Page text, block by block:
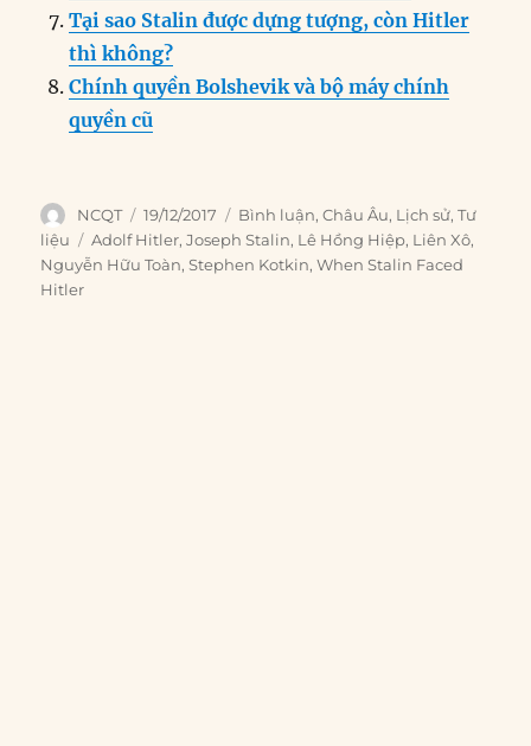
Tại sao Stalin được dựng tượng, còn Hitler
thì không?
Chính quyền Bolshevik và bộ máy chính
quyền cũ
Author
NCQT
Posted
on
19/12/2017 Categories
Bình luận,Châu Âu, Lịch sử,Tư
liệu
Tags
Adolf Hitler,Joseph Stalin, Lê Hồng Hiệp, Liên Xô,
Nguyễn Hữu Toàn,Stephen Kotkin,When Stalin Faced
Hitler